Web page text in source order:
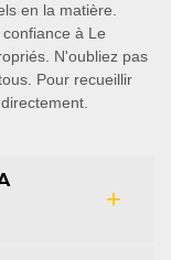
en la matière.
à Le
N'oubliez pas
Pour recueillir